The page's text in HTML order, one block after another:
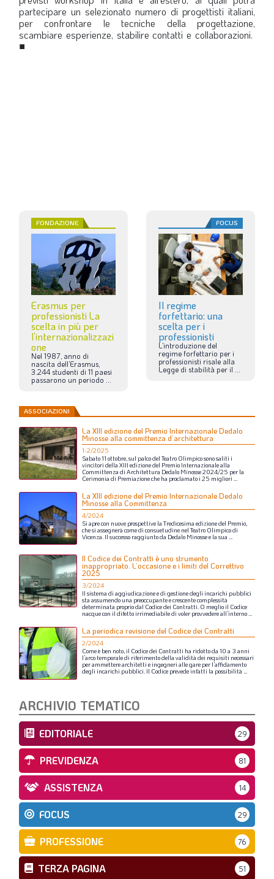
partecipare un selezionato numero di progettisti italiani,
per confrontare le tecniche della progettazione,
scambiare esperienze, stabilire contatti e collaborazioni.
■
FONDAZIONE
Erasmus per
professionisti La
scelta in più per
l’internazionalizzazi
one
Nel 1987, anno di
nascita dell’Erasmus,
3.244 studenti di 11 paesi
passarono un periodo
FOCUS
Il regime
forfettario: una
scelta per i
professionisti
L’introduzione del
regime forfettario per i
professionisti risale alla
Legge di stabilità per il
ASSOCIAZIONI
La XIII edizione del Premio Internazionale Dedalo
Minosse alla committenza d’architettura
1-2/2025
Sabato11 ottobre,sul palcodel Teatro Olimpicosonosaliti i
vincitori della XIII edizionedel Premio Internazionalealla
Committenza di Architettura Dedalo Minosse2024/25 per la
Cerimonia di Premiazioneche ha proclamatoi 25 migliori ...
La XIII edizione del Premio Internazionale Dedalo
Minosse alla Committenza
4/2024
Si aprecon nuove prospettive la Tredicesima edizionedel Premio,
chesi assegnerà comedi consuetudine nel Teatro Olimpicodi
Vicenza. Il successo raggiuntoda Dedalo Minossee la sua ...
Il Codice dei Contratti è uno strumento
inappropriato. L’occasione e i limiti del Correttivo
2025
3/2024
Il sistema di aggiudicazioneedi gestionedegli incarichi pubblici
sta assumendo una preoccupanteecrescentecomplessità
determinata propriodal Codicedei Contratti. O meglioil Codice
nacquecon il difettoirrimediabiledi voler provvedereall’interno...
La periodica revisione del Codice dei Contratti
2/2024
Comeè ben noto,il Codicedei Contratti ha ridottoda 10 a 3 anni
l’arco temporaledi riferimentodella validità dei requisiti necessari
perammetterearchitetti eingegneri allegare per l’affidamento
degli incarichi pubblici. Il Codice prevedeinfatti la possibilità ...
ARCHIVIO TEMATICO
EDITORIALE 29
PREVIDENZA 81
ASSISTENZA 14
FOCUS 29
PROFESSIONE 76
TERZA PAGINA 51